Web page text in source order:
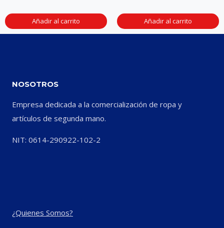
Añadir al carrito Añadir al carrito
NOSOTROS
Empresa dedicada a la comercialización de ropa y
artículos de segunda mano.
NIT: 0614-290922-102-2
¿Quienes Somos?